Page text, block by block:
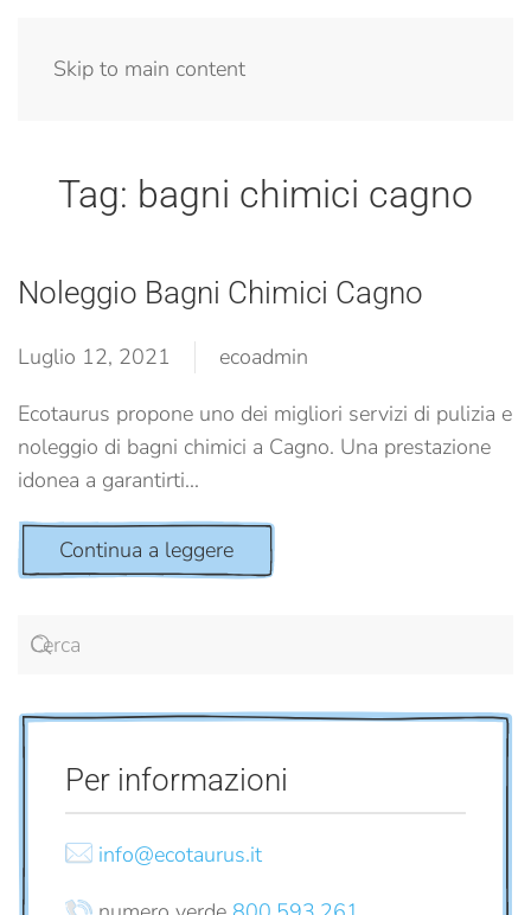
Skip to main content
Tag: bagni chimici cagno
Noleggio Bagni Chimici Cagno
Luglio 12, 2021
ecoadmin
Ecotaurus propone uno dei migliori servizi di pulizia e
noleggio di bagni chimici a Cagno. Una prestazione
idonea a garantirti...
Continua a leggere
Per informazioni
info@ecotaurus.it